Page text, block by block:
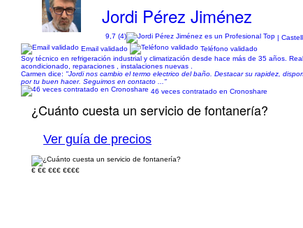
Jordi Pérez Jiménez
9,7 (4)
|
Email validado
Teléfono validado
Soy técnico en refrigeración industrial y climatización desde hace más de 35 años.
acondicionado, reparaciones , instalaciones nuevas .
Carmen dice: "Jordi nos cambio el termo electrico del baño. Destacar su rapidez,
por tu buen hacer. Seguimos en contacto ..."
46 veces contratado en Cronoshare
¿Cuánto cuesta un servicio de fontanería?
Ver guía de precios
€ €€ €€€ €€€€